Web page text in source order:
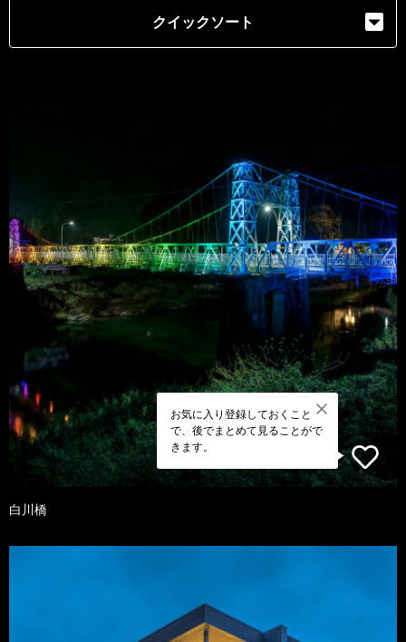
クイックソート
お気に入り登録しておくこと
で、後でまとめて見ることがで
きます。
白川橋